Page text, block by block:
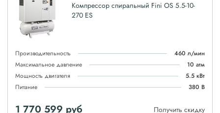
Компрессор спиральный Fini OS 5.5-10-
270 ES
Производительность
460 л/мин
Максимальное давление
10 атм
Мощность двигателя
5.5 кВт
Питание
380 В
1 770 599 руб Получить скидку